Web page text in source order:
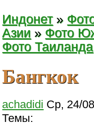
Индонет»
Азии » Фото
Фото Таиланда
Бангкок
achadidi Ср, 24/
Темы: